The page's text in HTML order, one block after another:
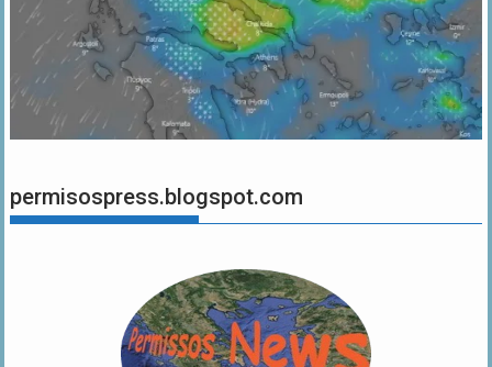
permisospress.blogspot.com